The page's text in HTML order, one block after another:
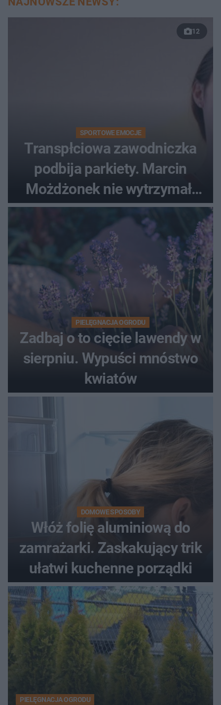
12
SPORTOWE EMOCJE
Transpłciowa zawodniczka
podbija parkiety. Marcin
Możdżonek nie wytrzymał:
"Skandaliczna sytuacja"
PIELĘGNACJA OGRODU
Zadbaj o to cięcie lawendy w
sierpniu. Wypuści mnóstwo
kwiatów
DOMOWE SPOSOBY
Włóż folię aluminiową do
zamrażarki. Zaskakujący trik
ułatwi kuchenne porządki
PIELĘGNACJA OGRODU